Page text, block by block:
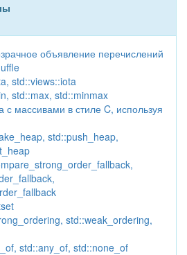
объявление перечислений
std::views::iota
std::max, std::minmax
с массивами в стиле C, используя
std::push_heap,
std::weak_ordering,
std::any_of, std::none_of